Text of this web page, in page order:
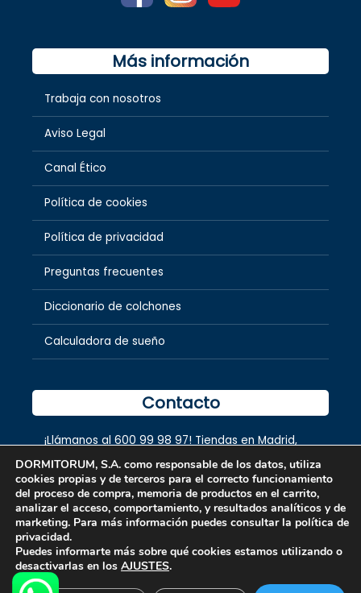
Más información
Trabaja con nosotros
Aviso Legal
Canal Ético
Política de cookies
Política de privacidad
Preguntas frecuentes
Diccionario de colchones
Calculadora de sueño
Contacto
¡Llámanos al 600 99 98 97! Tiendas en Madrid,
Tenerife , Gran Canaria Lanzarote,
Fuerteventura
y La Palma.
DORMITORUM, S.A. como responsable de los datos, utiliza
cookies propias y de terceros para el correcto funcionamiento
del proceso de compra, memoria de productos en el carrito,
analizar el acceso, comportamiento, y resultados analíticos y de
marketing. Para más información puedes consultar la política de
privacidad.
Puedes informarte más sobre qué cookies estamos utilizando o
desactivarlas en los AJUSTES.